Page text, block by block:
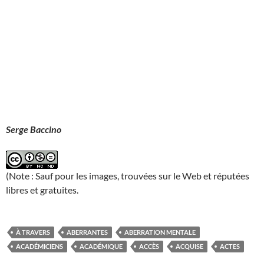
Serge Baccino
(Note : Sauf pour les images, trouvées sur le Web et réputées
libres et gratuites.
À TRAVERS ABERRANTES
ABERRATION MENTALE
ACADÉMICIENS
ACADÉMIQUE ACCÈS ACQUISE
ACTES